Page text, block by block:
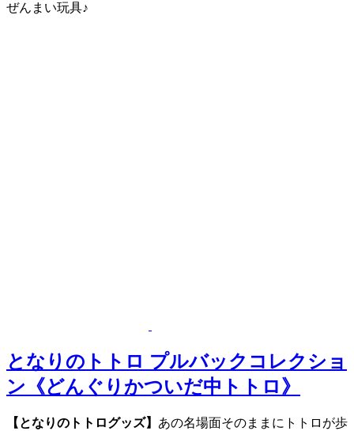
ぜんまい玩具♪
となりのトトロ プルバックコレクショ
ン《どんぐりかついだ中トトロ》
【となりのトトログッズ】 あの名場面そのままにトトロが歩